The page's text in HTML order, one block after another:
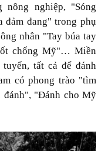
nghiệp, "Sóng
đảm đang" trong phụ
nhân "Tay búa tay
chống Mỹ"… Miền
tất cả để đánh
có phong trào "tìm
đánh", "Đánh cho Mỹ